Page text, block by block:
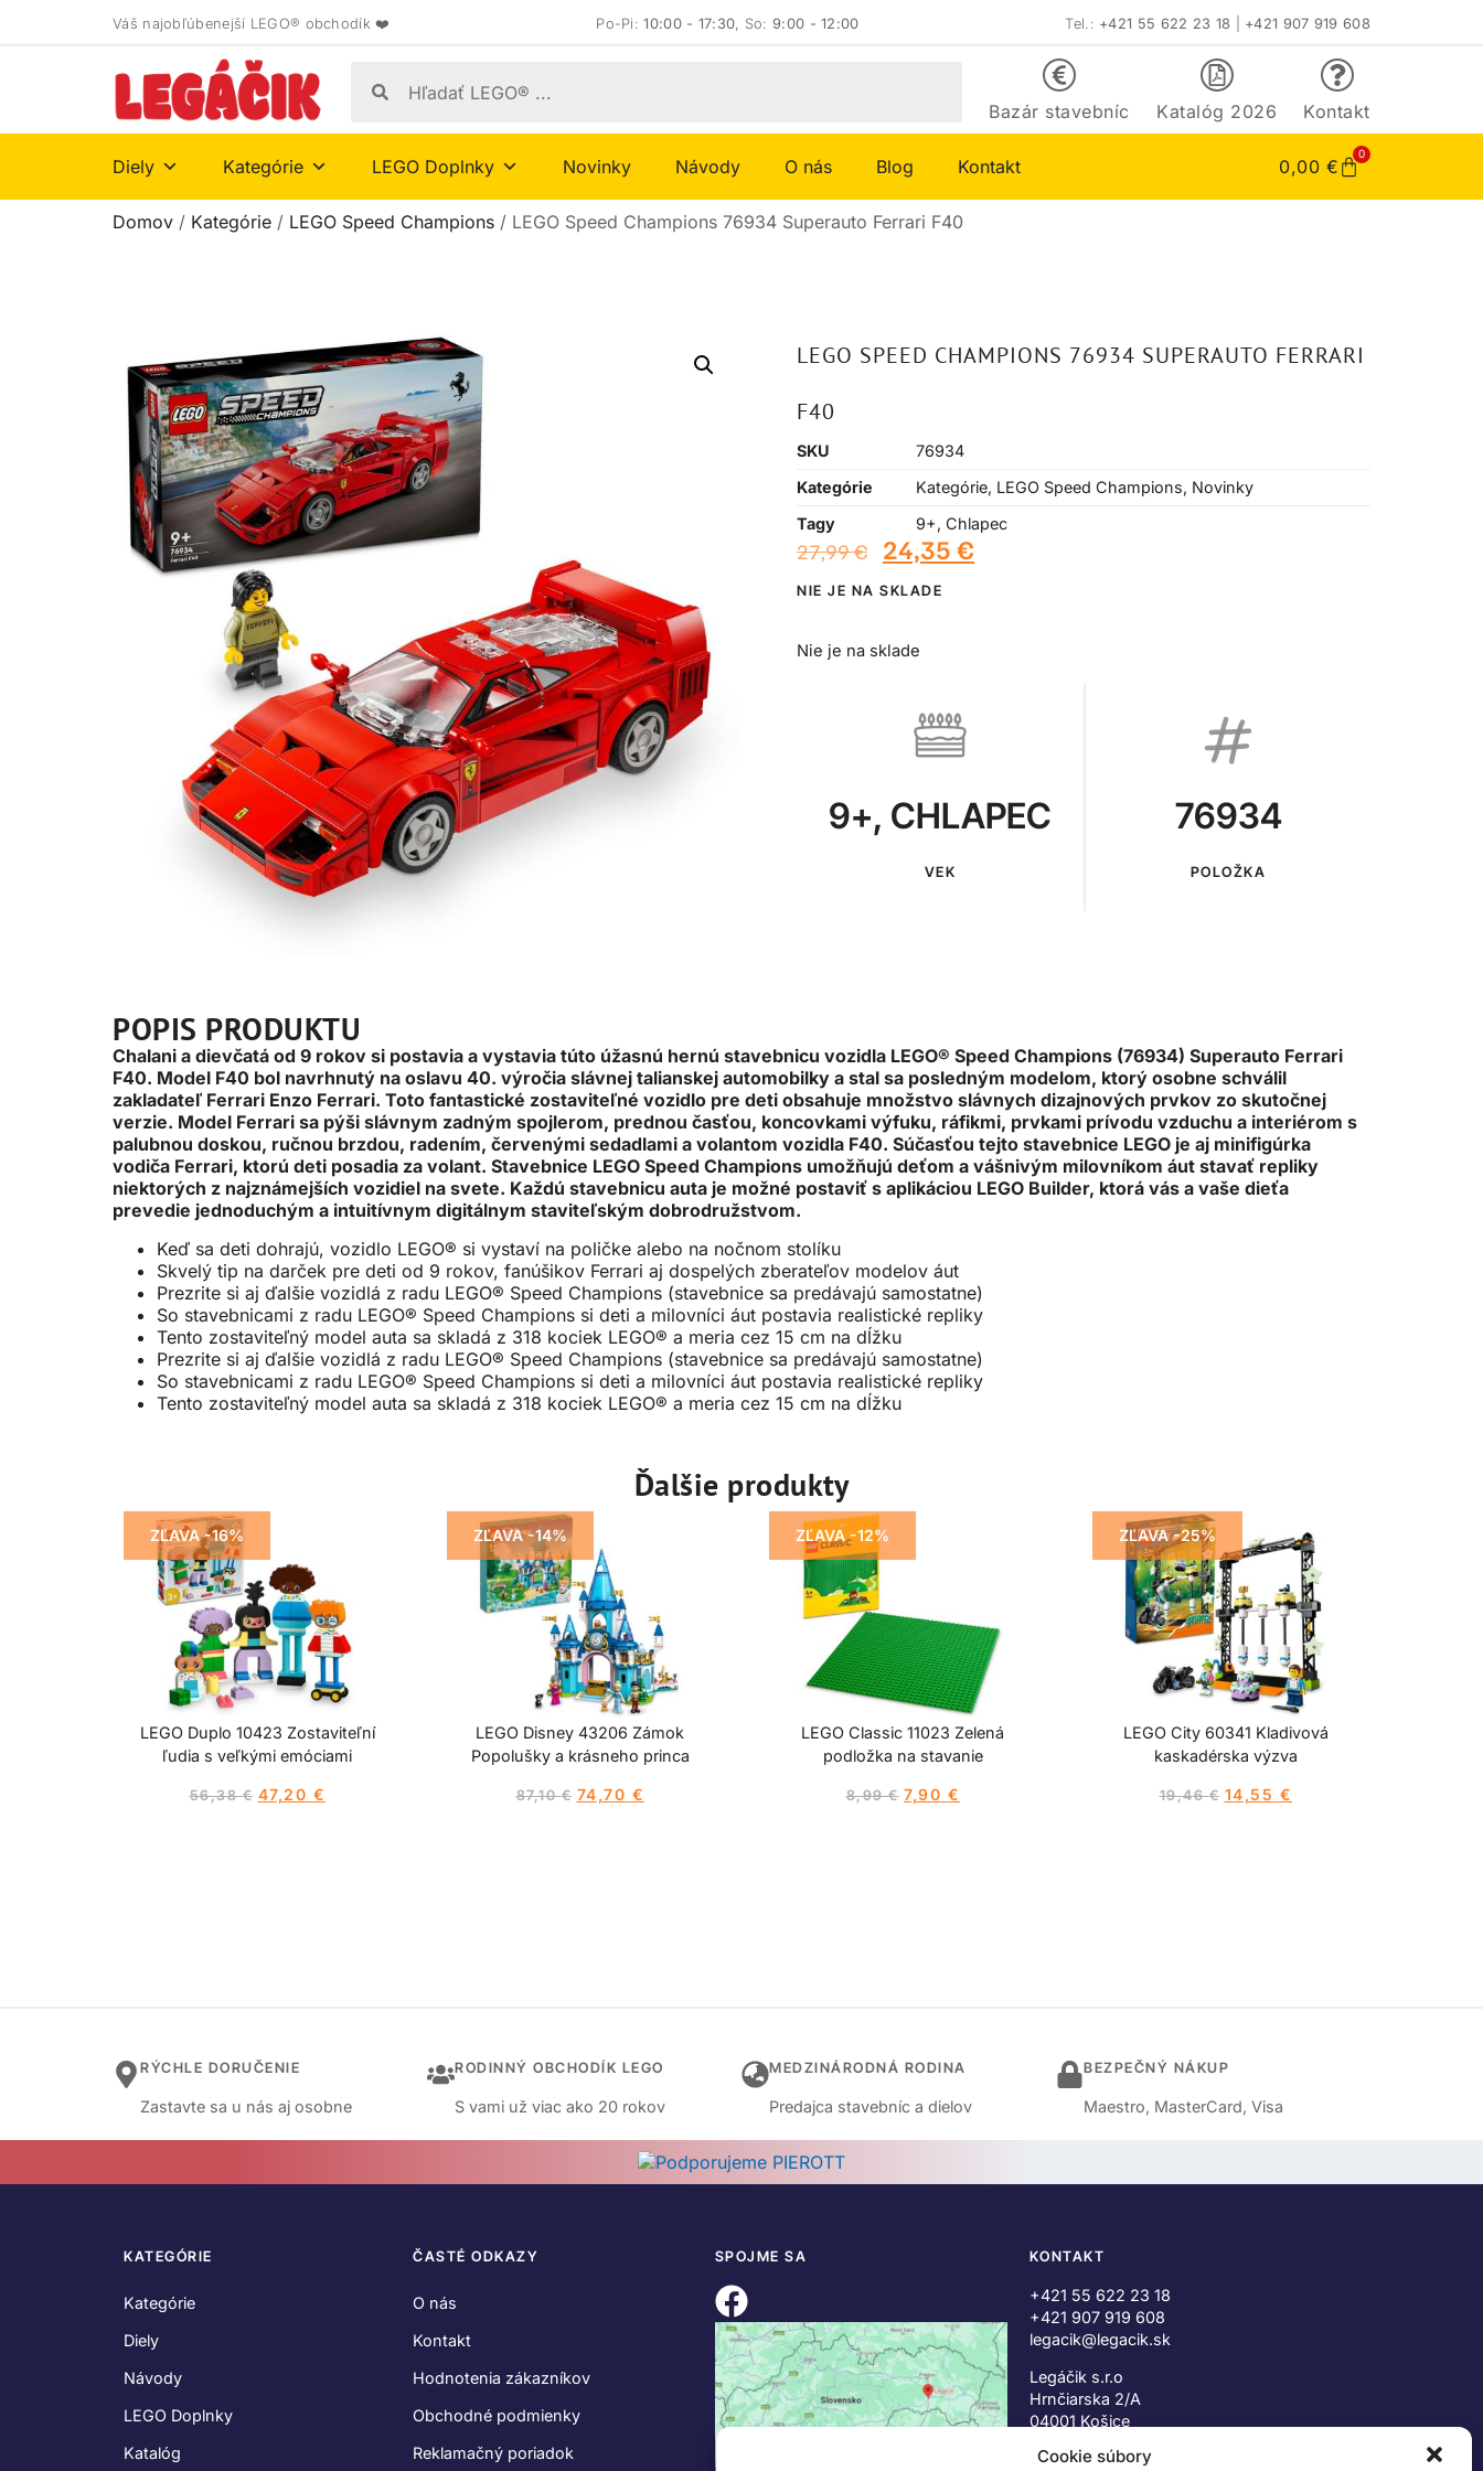
Cookie súbory
Váš najobľúbenejší LEGO® obchodík ❤️ Po-Pi:10:00 - 17:30, So:9:00 - 12:00 Tel.: +421 55 622 23 18 +421 907 919 608
Bazár stavebníc Katalóg 2026 Kontakt
Diely Kategórie LEGO Doplnky Novinky Návody O nás Blog Kontakt 0,00 €
0
Domov / Kategórie / LEGO Speed Champions / LEGO Speed Champions 76934 Superauto Ferrari F40
LEGO SPEED CHAMPIONS 76934 SUPERAUTO FERRARI
F40
SKU
76934
Kategórie
Kategórie, LEGO Speed Champions, Novinky
Tagy
9+, Chlapec
27,99€ 24,35 €
NIE JE NA SKLADE
Nie je na sklade
9+, CHLAPEC
VEK
76934
POLOŽKA
POPIS PRODUKTU
Chalani a dievčatá od 9 rokov si postavia a vystavia túto úžasnú hernú stavebnicu vozidla LEGO® Speed Champions (76934) Superauto Ferrari
F40. Model F40 bol navrhnutý na oslavu 40. výročia slávnej talianskej automobilky a stal sa posledným modelom, ktorý osobne schválil
zakladateľ Ferrari Enzo Ferrari. Toto fantastické zostaviteľné vozidlo pre deti obsahuje množstvo slávnych dizajnových prvkov zo skutočnej
verzie. Model Ferrari sa pýši slávnym zadným spojlerom, prednou časťou, koncovkami výfuku, ráfikmi, prvkami prívodu vzduchu a interiérom s
palubnou doskou, ručnou brzdou, radením, červenými sedadlami a volantom vozidla F40. Súčasťou tejto stavebnice LEGO je aj minifigúrka
vodiča Ferrari, ktorú deti posadia za volant. Stavebnice LEGO Speed Champions umožňujú deťom a vášnivým milovníkom áut stavať repliky
niektorých z najznámejších vozidiel na svete. Každú stavebnicu auta je možné postaviť s aplikáciou LEGO Builder, ktorá vás a vaše dieťa
prevedie jednoduchým a intuitívnym digitálnym staviteľským dobrodružstvom.
Keď sa deti dohrajú, vozidlo LEGO® si vystaví na poličke alebo na nočnom stolíku
Skvelý tip na darček pre deti od 9 rokov, fanúšikov Ferrari aj dospelých zberateľov modelov áut
Prezrite si aj ďalšie vozidlá z radu LEGO® Speed Champions (stavebnice sa predávajú samostatne)
So stavebnicami z radu LEGO® Speed Champions si deti a milovníci áut postavia realistické repliky
Tento zostaviteľný model auta sa skladá z 318 kociek LEGO® a meria cez 15 cm na dĺžku
Prezrite si aj ďalšie vozidlá z radu LEGO® Speed Champions (stavebnice sa predávajú samostatne)
So stavebnicami z radu LEGO® Speed Champions si deti a milovníci áut postavia realistické repliky
Tento zostaviteľný model auta sa skladá z 318 kociek LEGO® a meria cez 15 cm na dĺžku
Ďalšie produkty
ZĽAVA -16%
LEGO Duplo 10423 Zostaviteľní
ľudia s veľkými emóciami
56,38€ 47,20 €
ZĽAVA -14%
LEGO Disney 43206 Zámok
Popolušky a krásneho princa
87,10€ 74,70 €
ZĽAVA -12%
LEGO Classic 11023 Zelená
podložka na stavanie
8,99€ 7,90 €
ZĽAVA -25%
LEGO City 60341 Kladivová
kaskadérska výzva
19,46€ 14,55 €
RÝCHLE DORUČENIE
Zastavte sa u nás aj osobne
RODINNÝ OBCHODÍK LEGO
S vami už viac ako 20 rokov
MEDZINÁRODNÁ RODINA
Predajca stavebníc a dielov
BEZPEČNÝ NÁKUP
Maestro, MasterCard, Visa
KATEGÓRIE
Kategórie
Diely
Návody
LEGO Doplnky
Katalóg
ČASTÉ ODKAZY
O nás
Kontakt
Hodnotenia zákazníkov
Obchodné podmienky
Reklamačný poriadok
SPOJME SA KONTAKT
+421 55 622 23 18
+421 907 919 608
legacik@legacik.sk
Legáčik s.r.o
Hrnčiarska 2/A
04001 Košice